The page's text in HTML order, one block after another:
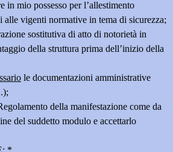
in mio possesso per l’allestimento
alle vigenti normative in tema di sicurezza;
sostitutiva di atto di notorietà in
della struttura prima dell’inizio della
le documentazioni amministrative
della manifestazione come da
del suddetto modulo e accettarlo